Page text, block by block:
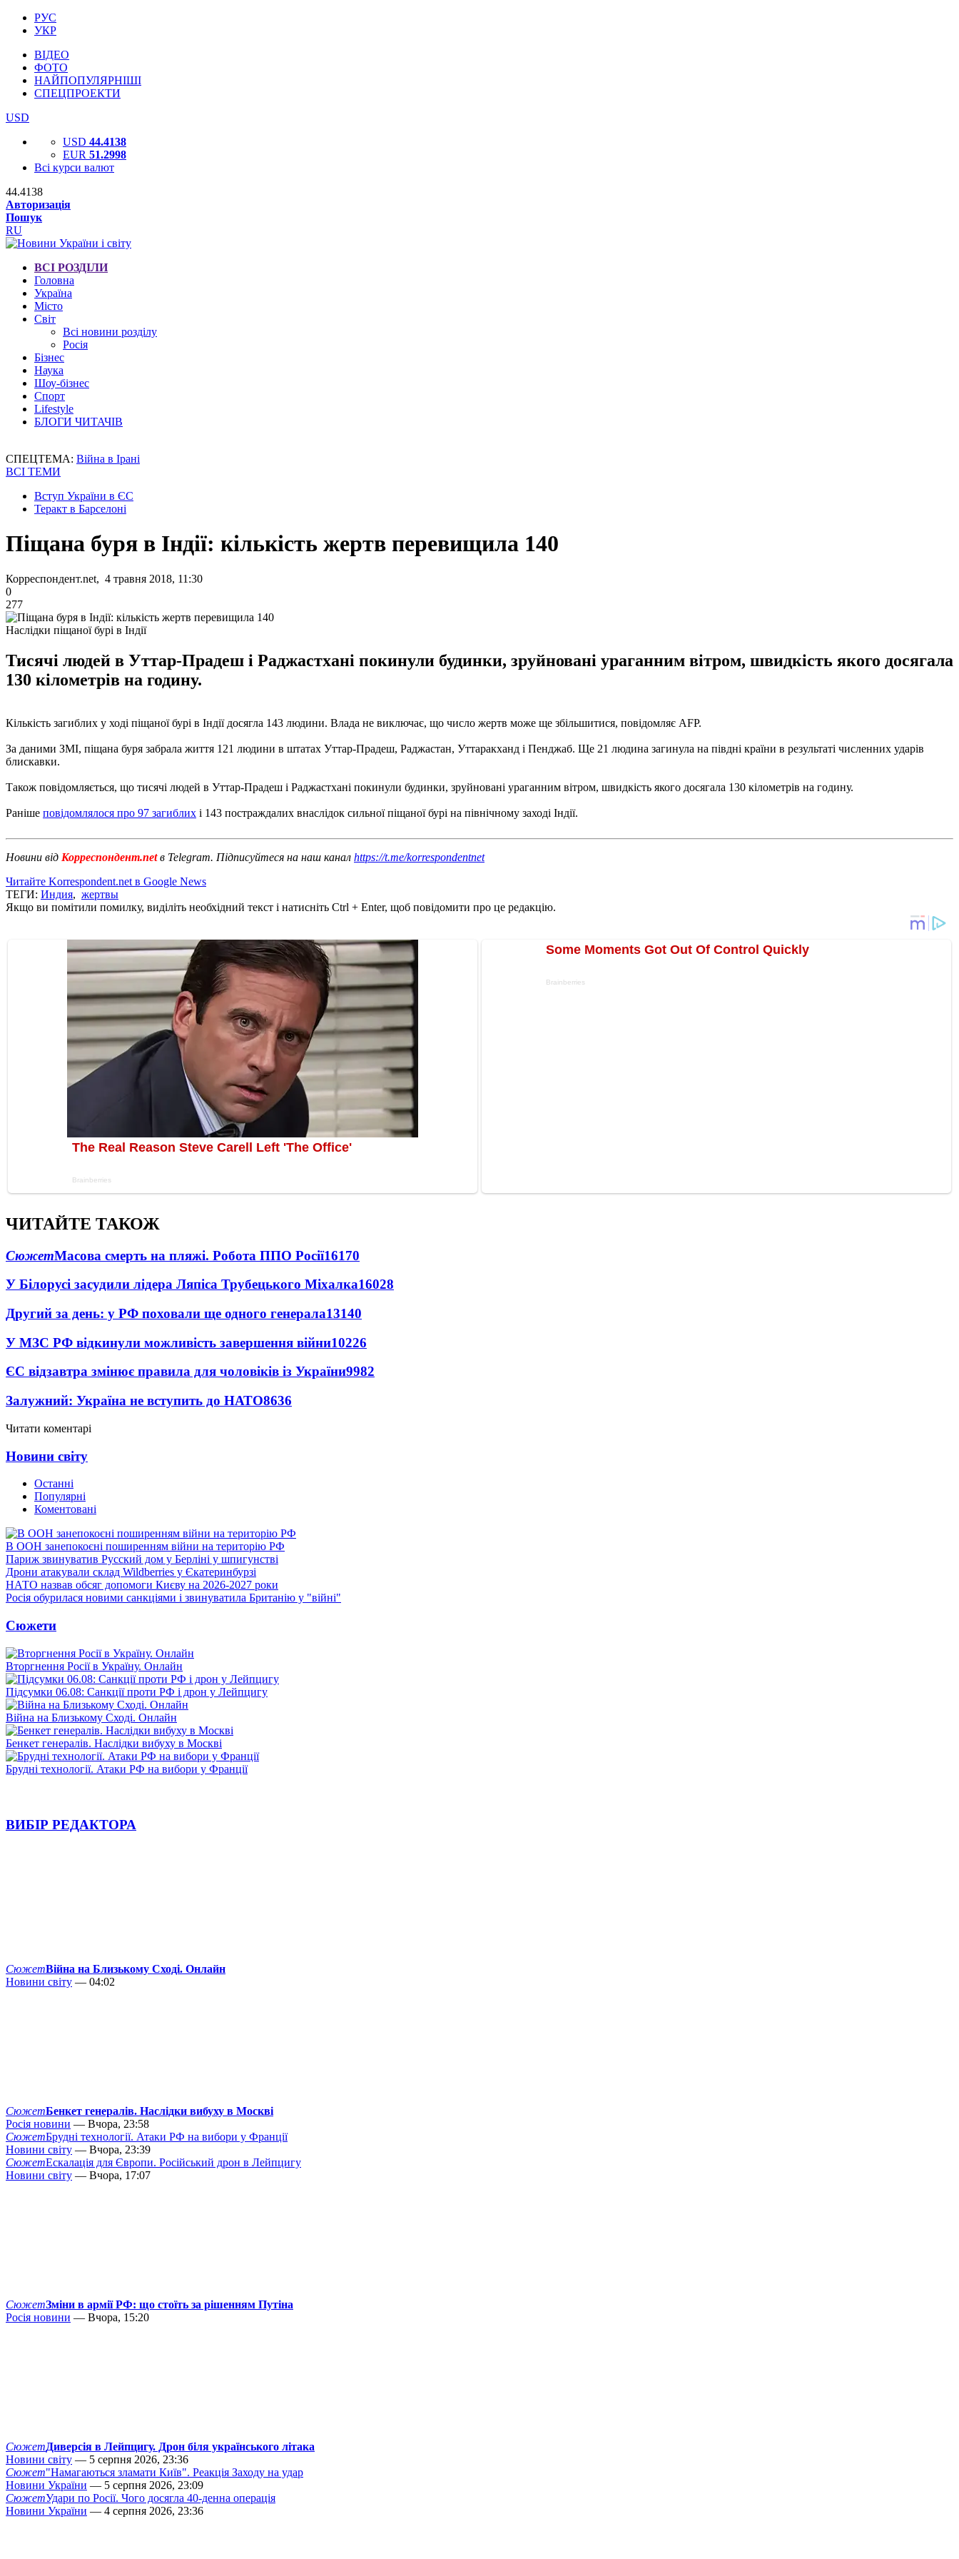
РУС
УКР
ВІДЕО
ФОТО
НАЙПОПУЛЯРНІШІ
СПЕЦПРОЕКТИ
USD
USD 44.4138
EUR 51.2998
Всі курси валют
44.4138
Авторизація
Пошук
RU
ВСІ РОЗДІЛИ
Головна
Україна
Місто
Світ
Всі новини розділу
Росія
Бізнес
Наука
Шоу-бізнес
Спорт
Lifestyle
БЛОГИ ЧИТАЧІВ
СПЕЦТЕМА: Війна в Ірані
ВСІ ТЕМИ
Вступ України в ЄС
Теракт в Барселоні
Піщана буря в Індії: кількість жертв перевищила 140
Корреспондент.net, 4 травня 2018, 11:30
0
277
Наслідки піщаної бурі в Індії
Тисячі людей в Уттар-Прадеш і Раджастхані покинули будинки, зруйновані ураганним вітром, швидкість якого досягала
130 кілометрів на годину.
Кількість загиблих у ході піщаної бурі в Індії досягла 143 людини. Влада не виключає, що число жертв може ще збільшитися, повідомляє AFP.
За даними ЗМІ, піщана буря забрала життя 121 людини в штатах Уттар-Прадеш, Раджастан, Уттаракханд і Пенджаб. Ще 21 людина загинула на півдні країни в результаті численних ударів
блискавки.
Також повідомляється, що тисячі людей в Уттар-Прадеш і Раджастхані покинули будинки, зруйновані ураганним вітром, швидкість якого досягала 130 кілометрів на годину.
Раніше повідомлялося про 97 загиблих і 143 постраждалих внаслідок сильної піщаної бурі на північному заході Індії.
Новини від Корреспондент.netв Telegram. Підписуйтеся на наш канал https://t.me/korrespondentnet
Читайте Korrespondent.net в Google News
ТЕГИ: Индия, жертвы
Якщо ви помітили помилку, виділіть необхідний текст і натисніть Ctrl + Enter, щоб повідомити про це редакцію.
ЧИТАЙТЕ ТАКОЖ
СюжетМасова смерть на пляжі. Робота ППО Росії16170
У Білорусі засудили лідера Ляпіса Трубецького Міхалка16028
Другий за день: у РФ поховали ще одного генерала13140
У МЗС РФ відкинули можливість завершення війни10226
ЄС відзавтра змінює правила для чоловіків із України9982
Залужний: Україна не вступить до НАТО8636
Читати коментарі
Новини світу
Останні
Популярні
Коментовані
В ООН занепокоєні поширенням війни на територію РФ
Париж звинуватив Русский дом у Берліні у шпигунстві
Дрони атакували склад Wildberries у Єкатеринбурзі
НАТО назвав обсяг допомоги Києву на 2026-2027 роки
Росія обурилася новими санкціями і звинуватила Британію у "війні"
Сюжети
Вторгнення Росії в Україну. Онлайн
Підсумки 06.08: Санкції проти РФ і дрон у Лейпцигу
Війна на Близькому Сході. Онлайн
Бенкет генералів. Наслідки вибуху в Москві
Брудні технології. Атаки РФ на вибори у Франції
ВИБІР РЕДАКТОРА
СюжетВійна на Близькому Сході. Онлайн
Новини світу — 04:02
СюжетБенкет генералів. Наслідки вибуху в Москві
Росія новини — Вчора, 23:58
СюжетБрудні технології. Атаки РФ на вибори у Франції
Новини світу — Вчора, 23:39
СюжетЕскалація для Європи. Російський дрон в Лейпцигу
Новини світу — Вчора, 17:07
СюжетЗміни в армії РФ: що стоїть за рішенням Путіна
Росія новини — Вчора, 15:20
СюжетДиверсія в Лейпцигу. Дрон біля українського літака
Новини світу — 5 серпня 2026, 23:36
Сюжет"Намагаються зламати Київ". Реакція Заходу на удар
Новини України — 5 серпня 2026, 23:09
СюжетУдари по Росії. Чого досягла 40-денна операція
Новини України — 4 серпня 2026, 23:36